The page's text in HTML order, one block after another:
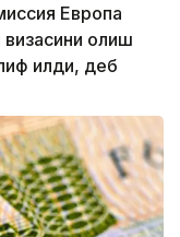
Европа
олиш
қилди, деб